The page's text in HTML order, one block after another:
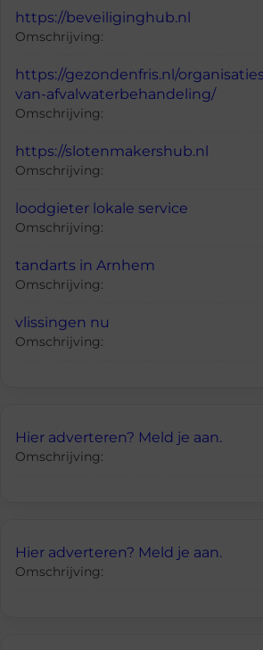
https://beveiliginghub.nl
Omschrijving:
https://gezondenfris.nl/
van-afvalwaterbehandeling/
Omschrijving:
https://slotenmakershub.nl
Omschrijving:
loodgieter lokale service
Omschrijving:
tandarts in Arnhem
Omschrijving:
vlissingen nu
Omschrijving:
Hier adverteren? Meld je aan.
Omschrijving:
Hier adverteren? Meld je aan.
Omschrijving: